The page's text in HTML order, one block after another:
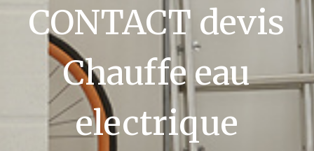
CONTACT devis
Chauffe eau
electrique